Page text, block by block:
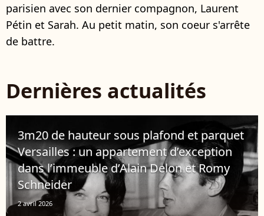
parisien avec son dernier compagnon, Laurent
Pétin et Sarah. Au petit matin, son coeur s'arrête
de battre.
Dernières actualités
3m20 de hauteur sous plafond et parquet
Versailles : un appartement d’exception
dans l’immeuble d’Alain Delon et Romy
Schneider
2 avril 2026